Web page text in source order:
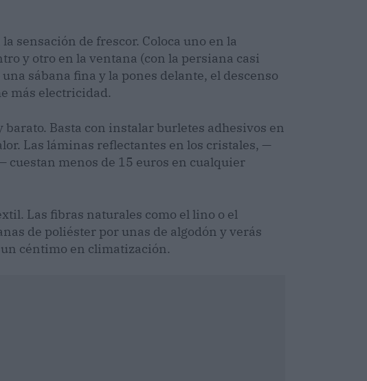
sensación de frescor. Coloca uno en la
y otro en la ventana (con la persiana casi
sábana fina y la pones delante, el descenso
más electricidad.
Basta con instalar burletes adhesivos en
Las láminas reflectantes en los cristales, —
menos de 15 euros en cualquier
Las fibras naturales como el lino o el
de poliéster por unas de algodón y verás
céntimo en climatización.